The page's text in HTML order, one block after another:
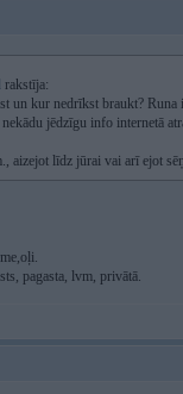
rakstīja:
un kur nedrīkst braukt? Runa
jēdzīgu info internetā
aizejot līdz jūrai vai arī ejot
pagasta, lvm, privātā.